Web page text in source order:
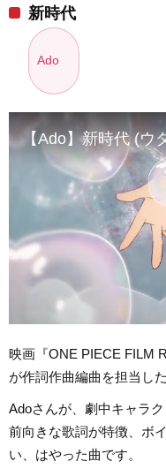
新時代
Ado
【Ado】新時代 (ウ
映画『ONE PIECE FILM
が作詞作曲編曲を担当し
Adoさんが、劇中キャラ
前向きな歌詞が特徴、ボ
い、はやった曲です。